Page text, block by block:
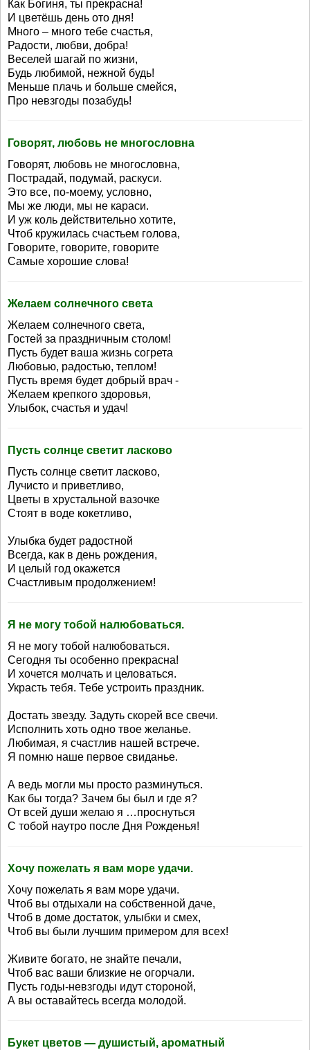
Как Богиня, ты прекрасна!
И цветёшь день ото дня!
Много – много тебе счастья,
Радости, любви, добра!
Веселей шагай по жизни,
Будь любимой, нежной будь!
Меньше плачь и больше смейся,
Про невзгоды позабудь!
Говорят, любовь не многословна
Говорят, любовь не многословна,
Пострадай, подумай, раскуси.
Это все, по-моему, условно,
Мы же люди, мы не караси.
И уж коль действительно хотите,
Чтоб кружилась счастьем голова,
Говорите, говорите, говорите
Самые хорошие слова!
Желаем солнечного света
Желаем солнечного света,
Гостей за праздничным столом!
Пусть будет ваша жизнь согрета
Любовью, радостью, теплом!
Пусть время будет добрый врач -
Желаем крепкого здоровья,
Улыбок, счастья и удач!
Пусть солнце светит ласково
Пусть солнце светит ласково,
Лучисто и приветливо,
Цветы в хрустальной вазочке
Стоят в воде кокетливо,
Улыбка будет радостной
Всегда, как в день рождения,
И целый год окажется
Счастливым продолжением!
Я не могу тобой налюбоваться.
Я не могу тобой налюбоваться.
Сегодня ты особенно прекрасна!
И хочется молчать и целоваться.
Украсть тебя. Тебе устроить праздник.
Достать звезду. Задуть скорей все свечи.
Исполнить хоть одно твое желанье.
Любимая, я счастлив нашей встрече.
Я помню наше первое свиданье.
А ведь могли мы просто разминуться.
Как бы тогда? Зачем бы был и где я?
От всей души желаю я …проснуться
С тобой наутро после Дня Рожденья!
Хочу пожелать я вам море удачи.
Хочу пожелать я вам море удачи.
Чтоб вы отдыхали на собственной даче,
Чтоб в доме достаток, улыбки и смех,
Чтоб вы были лучшим примером для всех!
Живите богато, не знайте печали,
Чтоб вас ваши близкие не огорчали.
Пусть годы-невзгоды идут стороной,
А вы оставайтесь всегда молодой.
Букет цветов — душистый, ароматный